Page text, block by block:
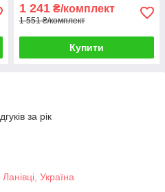
1 241 ₴/комплект
1 551 ₴/комплект
Купити
за рік
Україна